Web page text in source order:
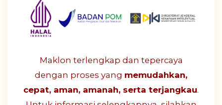
Maklon terlengkap dan tepercaya
dengan proses yang memudahkan,
cepat, aman, amanah, serta terjangkau.